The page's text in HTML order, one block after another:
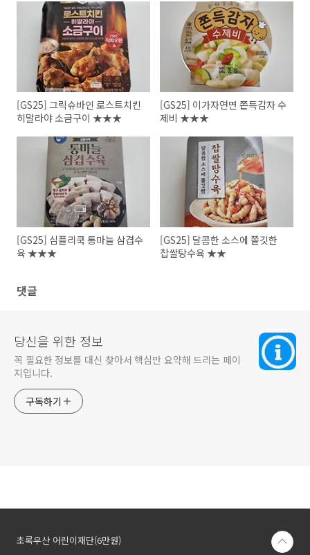
[GS25] 그릭슈바인 로스트치킨
히말라야 소금구이 ★★★
[GS25] 이가자연면 쫀득감자 수
제비 ★★★
[GS25] 심플리쿡 통마늘 삼겹수
육 ★★★
[GS25] 달콤한 소스에 쫄깃한
찹쌀탕수육 ★★
댓글
당신을 위한 정보
꼭 필요한 정보를 대신 찾아서 핵심만 요약해 드리는 페이
지입니다.
구독하기
초록우산 어린이재단(6만원)